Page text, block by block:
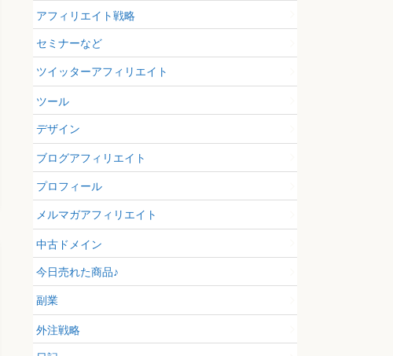
アフィリエイト戦略
セミナーなど
ツイッターアフィリエイト
ツール
デザイン
ブログアフィリエイト
プロフィール
メルマガアフィリエイト
中古ドメイン
今日売れた商品♪
副業
外注戦略